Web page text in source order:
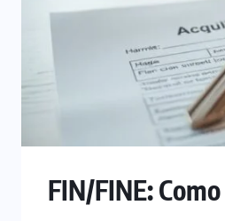
FIN/FINE: